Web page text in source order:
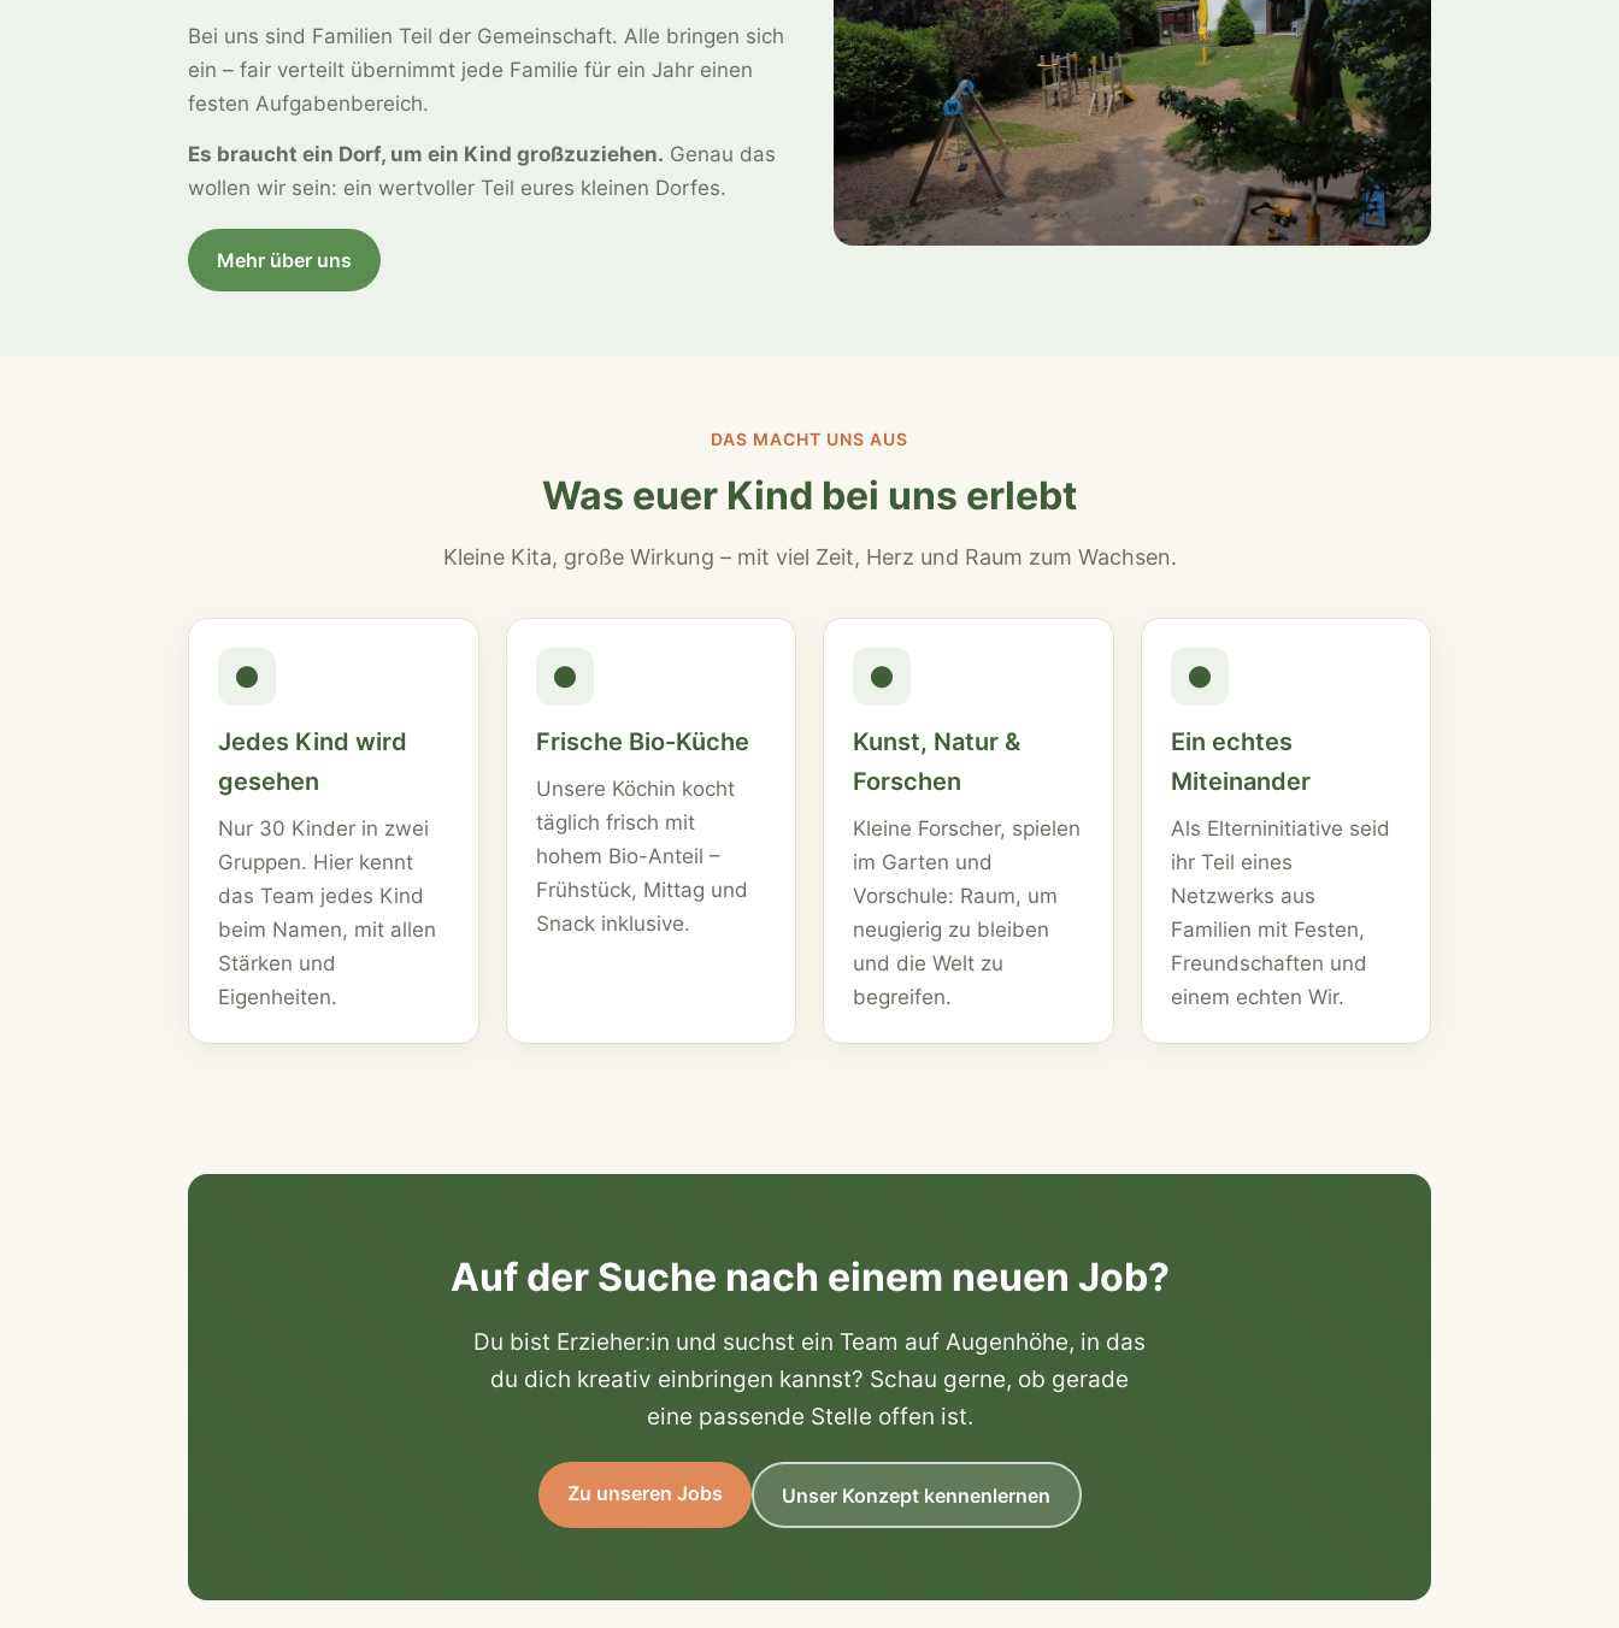
Bei uns sind Familien Teil der Gemeinschaft. Alle bringen sich
ein – fair verteilt übernimmt jede Familie für ein Jahr einen
festen Aufgabenbereich.
Es braucht ein Dorf, um ein Kind großzuziehen. Genau das
wollen wir sein: ein wertvoller Teil eures kleinen Dorfes.
Mehr über uns
DAS MACHT UNS AUS
Was euer Kind bei uns erlebt
Kleine Kita, große Wirkung – mit viel Zeit, Herz und Raum zum Wachsen.
●
Jedes Kind wird
gesehen
Nur 30 Kinder in zwei
Gruppen. Hier kennt
das Team jedes Kind
beim Namen, mit allen
Stärken und
Eigenheiten.
●
Frische Bio-Küche
Unsere Köchin kocht
täglich frisch mit
hohem Bio-Anteil –
Frühstück, Mittag und
Snack inklusive.
●
Kunst, Natur &
Forschen
Kleine Forscher, spielen
im Garten und
Vorschule: Raum, um
neugierig zu bleiben
und die Welt zu
begreifen.
●
Ein echtes
Miteinander
Als Elterninitiative seid
ihr Teil eines
Netzwerks aus
Familien mit Festen,
Freundschaften und
einem echten Wir.
Auf der Suche nach einem neuen Job?
Du bist Erzieher:in und suchst ein Team auf Augenhöhe, in das
du dich kreativ einbringen kannst? Schau gerne, ob gerade
eine passende Stelle offen ist.
Zu unseren Jobs Unser Konzept kennenlernen